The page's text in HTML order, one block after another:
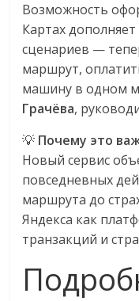
обсудить
эти
изменения
читателем.
Возможность
Картах
сценариев —
маршрут,
машину в одном
Грачёва,
💡 Почему это
Новый сервис
повседневных
маршрута до
Яндекса как
транзакций и